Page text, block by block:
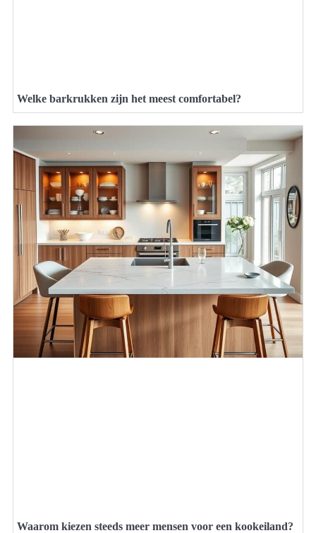
Welke barkrukken zijn het meest comfortabel?
Waarom kiezen steeds meer mensen voor een kookeiland?